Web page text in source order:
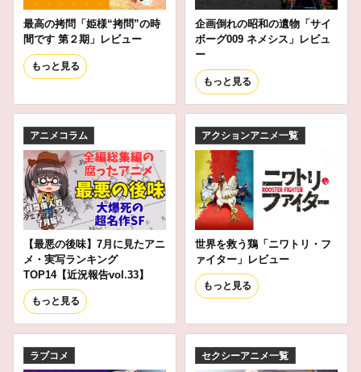
最高の拷問「姫様“拷問”の時
間です 第２期」レビュー
もっと見る
企画倒れの昭和の遺物「サイ
ボーグ009 ネメシス」レビュ
ー
もっと見る
アニメコラム
【最悪の後味】7月に見たアニ
メ・実写ランキング
TOP14【近況報告vol.33】
もっと見る
アクションアニメ一覧
世界を救う鶏「ニワトリ・フ
ァイター」レビュー
もっと見る
ラブコメ セクシーアニメ一覧